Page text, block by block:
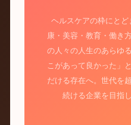
ヘルスケアの枠にとど
康・美容・教育・働き
の人々の人生のあらゆ
こがあって良かった」
だける存在へ。世代を
続ける企業を目指し